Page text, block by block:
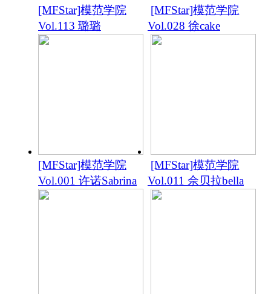
[MFStar]模范学院
Vol.113 璐璐
[MFStar]模范学院
Vol.028 徐cake
[MFStar]模范学院
Vol.001 许诺Sabrina
[MFStar]模范学院
Vol.011 佘贝拉bella